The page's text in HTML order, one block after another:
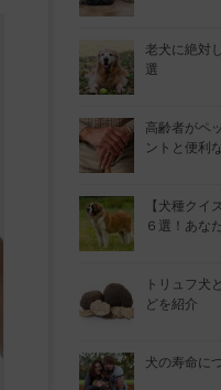
老犬に絶対
選
高齢者がペ
ントと便利
【犬種クイ
６選！あな
トリュフ犬
どを紹介
犬の寿命に